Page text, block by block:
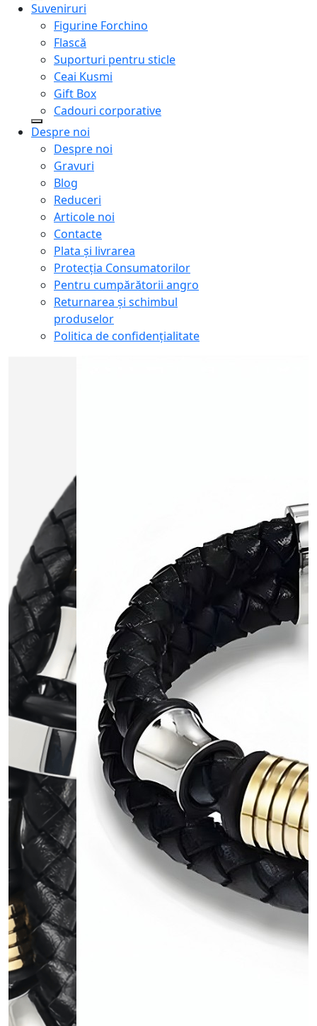
Suveniruri
Figurine Forchino
Flască
Suporturi pentru sticle
Ceai Kusmi
Gift Box
Cadouri corporative
Despre noi
Despre noi
Gravuri
Blog
Reduceri
Articole noi
Contacte
Plata și livrarea
Protecţia Consumatorilor
Pentru cumpărătorii angro
Returnarea și schimbul
produselor
Politica de confidențialitate